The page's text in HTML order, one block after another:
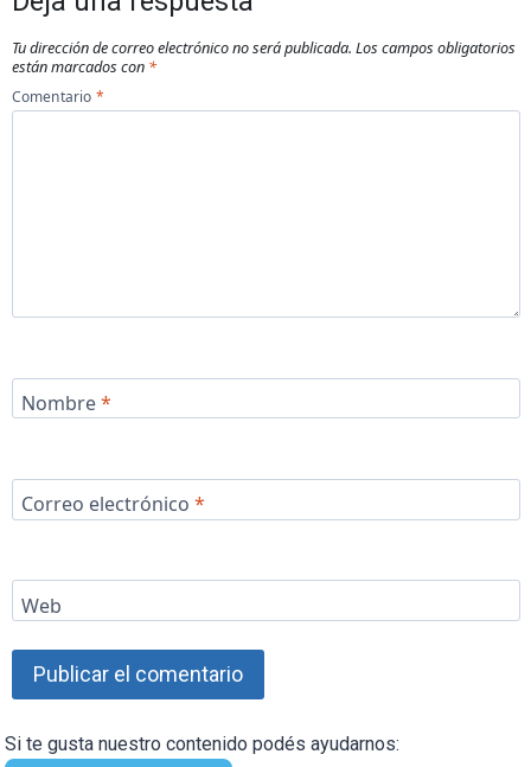
Tu dirección de correo electrónico no será publicada. Los campos obligatorios
están marcados con *
Comentario *
Nombre*
Correo electrónico *
Web
Si te gusta nuestro contenido podés ayudarnos: